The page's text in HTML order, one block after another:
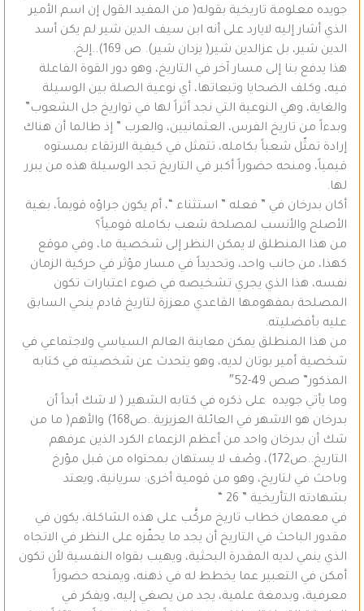
جويده معلومة تاريخية بقوله( من المفيد القول إن اسم الأمير
الذي أشار إليه لايارد على أنه ابن سيف الدين شير لم يكن أسد
الدين شير، بل عزالدين شير( يزدان شير). ص 169)..إلخ.
هذا يدفع بنا إلى مسار آخر في التاريخ، وهو دور القوة الفاعلة
فيه، وكلف الضحايا وتبعاتها، أي نوعية الصلة بين الوسيلة
والغاية، وهي النوعية التي نجد أثراً لها في تواريخ جل الشعوب”
وبدءاً من تاريخ الفرس، العثمانيين، والعرب ” إذ طالما أن هناك
إرادة تمثّل شعباً بكامله، تتمثل في كيفية الارتقاء بمستوه
قيمياً، ومنحه حضوراً أكبر في التاريخ تجد الوسيلة هذه من يبرر
لها.
أكان بدرخان في ” فعله ” استثناء “، أم يكون جراؤه قويماً، بغية
الأصلح والأنسب لمصلحة شعب بكامله قومياً؟
من هذا المنطلق لا يمكن النظر إلى شخصية ما، وفي موقع
كهذا، من جانب واحد، وتحديداً في مسار مؤثر في حركية الزمان
نفسه، هذا الذي يجري تشخيصه في ضوء اعتبارات تكون
المصلحة بمفهومها القاعدي معززة لتاريخ قادم ينحي السابق
عليه بأفضليته.
من هذا المنطلق يمكن معاينة العالم السياسي ولاجتماعي في
شخصية أمير بوتان لديه، وهو يتحدث عن شخصيته في كتابه
المذكور” صص 49-52″
وما يأتي جويده على ذكره في كتابه الشهير ( لا شك أبداً أن
بدرخان هو الاشهر في العائلة العزيزية..ص168) والأهم( ما من
شك أن بدرخان واحد من أعظم الزعماء الكرد الذين عرفهم
التاريخ..ص172)، وصْف لا يستهان بمحتواه من قبل مؤرخ
وباحث في لتاريخ، وهو من قومية أخرى: سريانية، ويعتد
بشهادته التأريخية ” 26 “
في معمعان خطاب تاريخ مركَّب على هذه الشاكلة، يكون في
مقدور الباحث في التاريخ أن يجد ما يحفّزه على النظر في الاتجاه
الذي ينمي لديه المقدرة البحثية، ويهيب بقواه النفسية لأن تكون
أمكن في التعبير عما يخطط له في ذهنه، ويمنحه حضوراً
معرفية، وبدمغة علمية، يجد من يصغي إليه، ويفكر في